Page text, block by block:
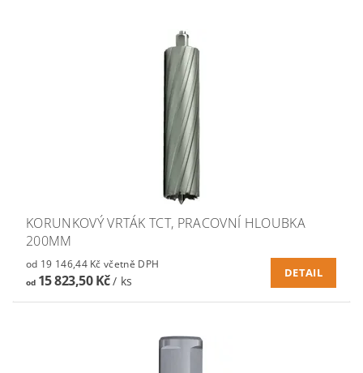
KORUNKOVÝ VRTÁK TCT, PRACOVNÍ HLOUBKA
200MM
od 19 146,44 Kč včetně DPH
od15 823,50 Kč/ ks
DETAIL